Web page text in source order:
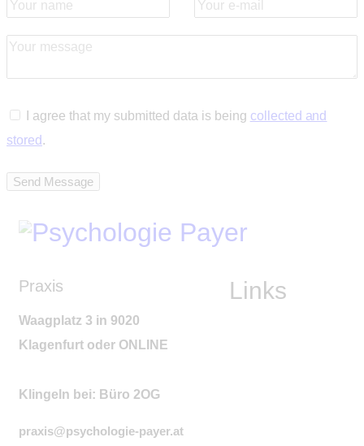
I agree that my submitted data is being collected and
stored .
Send Message
Praxis
Waagplatz 3 in 9020
Klagenfurt oder ONLINE
Klingeln bei: Büro 2OG
praxis@psychologie-payer.at
Links